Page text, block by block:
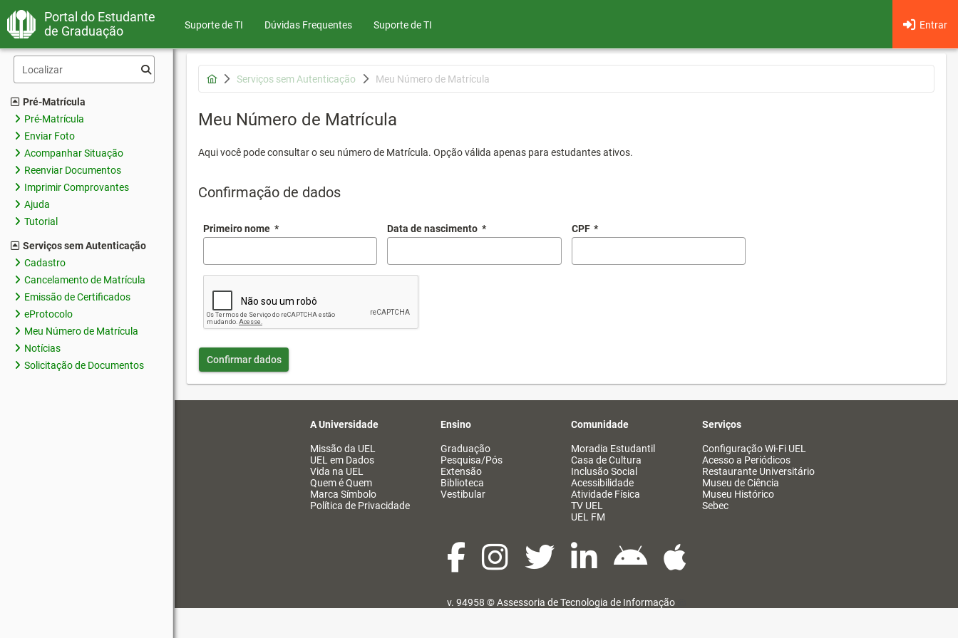
Portal do Estudante
de Graduação
Suporte de TI Dúvidas Frequentes Entrar
Suporte de TI
Pré-Matrícula
Pré-Matrícula
Enviar Foto
Acompanhar Situação
Reenviar Documentos
Imprimir Comprovantes
Ajuda
Tutorial
Serviços sem Autenticação
Cadastro
Cancelamento de Matrícula
Emissão de Certificados
eProtocolo
Meu Número de Matrícula
Notícias
Solicitação de Documentos
Serviços sem Autenticação Meu Número de Matrícula
Meu Número de Matrícula
Aqui você pode consultar o seu número de Matrícula. Opção válida apenas para estudantes ativos.
Confirmação de dados
Primeiro nome * Data de nascimento * CPF *
Confirmar dados
A Universidade
Missão da UEL
UEL em Dados
Vida na UEL
Quem é Quem
Marca Símbolo
Política de Privacidade
Ensino
Graduação
Pesquisa/Pós
Extensão
Biblioteca
Vestibular
Comunidade
Moradia Estudantil
Casa de Cultura
Inclusão Social
Acessibilidade
Atividade Física
TV UEL
UEL FM
Serviços
Configuração Wi-Fi UEL
Acesso a Periódicos
Restaurante Universitário
Museu de Ciência
Museu Histórico
Sebec
v. 94958 ©Assessoria de Tecnologia de Informação